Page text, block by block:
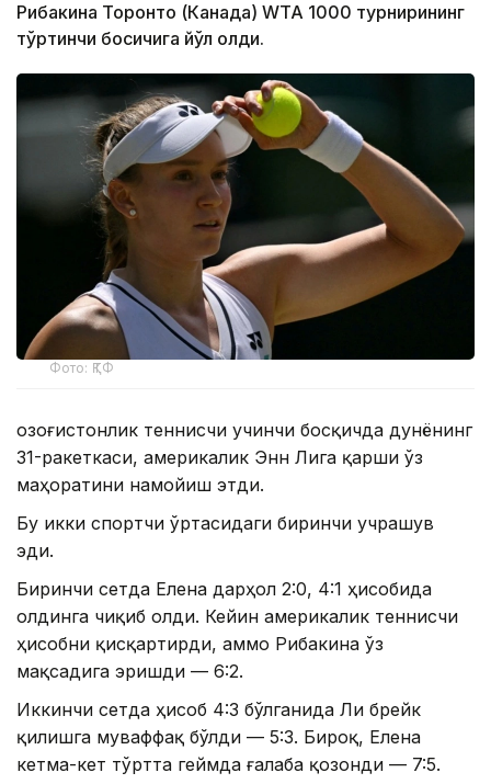
Рибакина Торонто (Канада) WТА 1000 турнирининг
тўртинчи босқичига йўл олди.
Фото: ҚТФ
Қозоғистонлик теннисчи учинчи босқичда дунёнинг
31-ракеткаси, америкалик Энн Лига қарши ўз
маҳоратини намойиш этди.
Бу икки спортчи ўртасидаги биринчи учрашув
эди.
Биринчи сетда Елена дарҳол 2:0, 4:1 ҳисобида
олдинга чиқиб олди. Кейин америкалик теннисчи
ҳисобни қисқартирди, аммо Рибакина ўз
мақсадига эришди — 6:2.
Иккинчи сетда ҳисоб 4:3 бўлганида Ли брейк
қилишга муваффақ бўлди — 5:3. Бироқ, Елена
кетма-кет тўртта геймда ғалаба қозонди — 7:5.